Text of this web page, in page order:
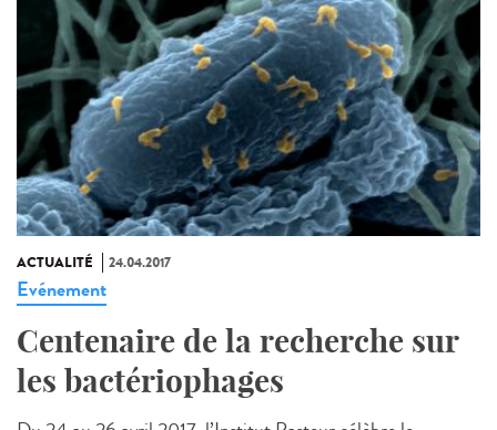
ACTUALITÉ 24.04.2017
Evénement
Centenaire de la recherche sur
les bactériophages